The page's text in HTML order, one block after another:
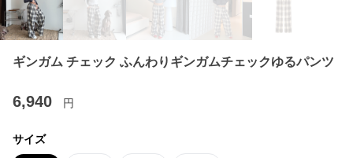
ギンガム チェック ふんわりギンガムチェックゆるパンツ
6,940 円
サイズ